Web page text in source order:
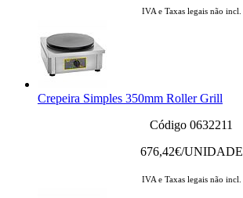
IVA e Taxas legais não incl.
Crepeira Simples 350mm Roller Grill
Código 0632211
676,42€/UNIDADE
IVA e Taxas legais não incl.